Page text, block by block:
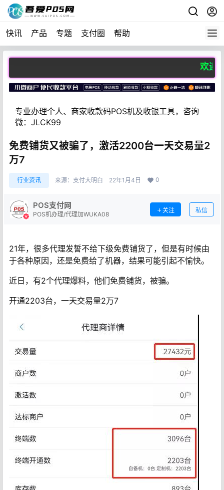
快讯 产品 专题 支付圈 帮助
欢迎访
专业办理个人、商家收款码POS机及收银工具，咨询
微：JLCK99
免费铺货又被骗了，激活2200台一天交易量2
万7
行业资讯 来源： 支付大明白 22年1月4日 0
POS支付网
POS机办理/代理加WUKA08
关注 私信
21年，很多代理发誓不给下级免费铺货了，但是有时候由
于各种原因，还是免费给了机器，结果可能引起不愉快。
近日，有2个代理爆料，他们免费铺货，被骗。
开通2203台，一天交易量2万7